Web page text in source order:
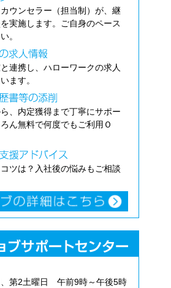
ウンセラー（担当制）が、継
実施します。ご自身のペース
。
連携し、ハローワークの求人
ます。
、内定獲得まで丁寧にサポー
ん無料で何度でもご利用Ｏ
ツは？入社後の悩みもご相談
、第2土曜日 午前9時～午後5時